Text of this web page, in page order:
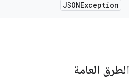
JSONException
الطرق العامة